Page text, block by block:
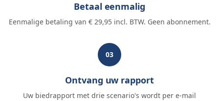
Betaal eenmalig
Eenmalige betaling van € 29,95 incl. BTW. Geen abonnement.
03
Ontvang uw rapport
Uw biedrapport met drie scenario's wordt per e-mail